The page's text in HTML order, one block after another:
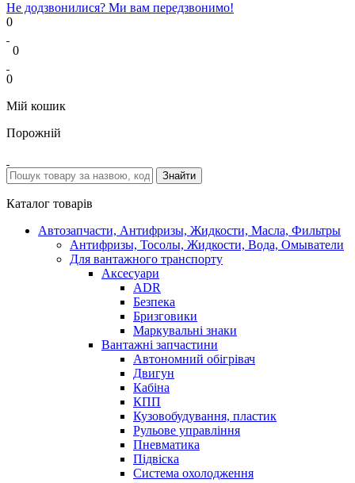
Не додзвонилися? Ми вам передзвонимо!
0
0
0
Мій кошик
Порожній
Каталог товарів
Автозапчасти, Антифризы, Жидкости, Масла, Фильтры
Антифризы, Тосолы, Жидкости, Вода, Омыватели
Для вантажного транспорту
Аксесуари
ADR
Безпека
Бризговики
Маркувальні знаки
Вантажні запчастини
Автономний обігрівач
Двигун
Кабіна
КПП
Кузовобудування, пластик
Рульове управління
Пневматика
Підвіска
Система охолодження